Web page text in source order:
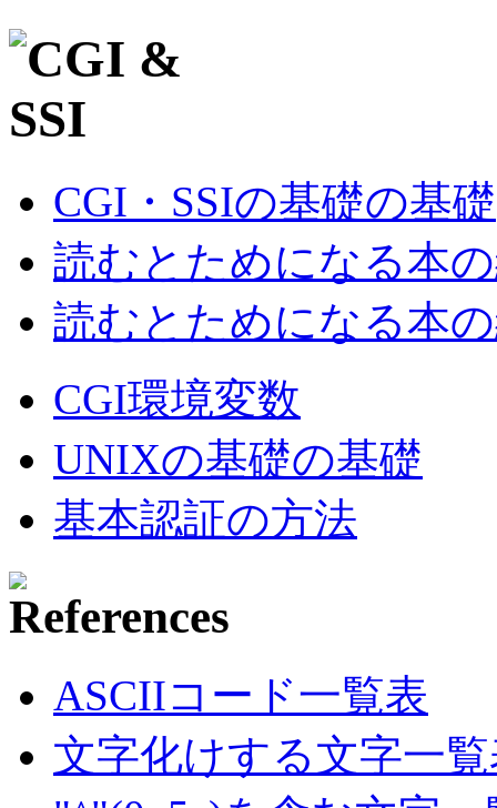
CGI・SSIの基礎の基礎
読むとためになる本
読むとためになる本
CGI環境変数
UNIXの基礎の基礎
基本認証の方法
ASCIIコード一覧表
文字化けする文字一